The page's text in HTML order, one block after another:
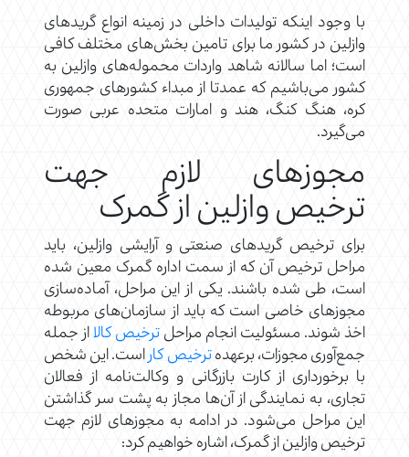
با وجود اینکه تولیدات داخلی در زمینه انواع گریدهای
وازلین در کشور ما برای تامین بخش‌های مختلف کافی
است؛ اما سالانه شاهد واردات محموله‌های وازلین به
کشور می‌باشیم که عمدتا از مبداء کشورهای جمهوری
کره، هنگ کنگ، هند و امارات متحده عربی صورت
می‌گیرد.
مجوزهای لازم جهت
ترخیص وازلین از گمرک
برای ترخیص گریدهای صنعتی و آرایشی وازلین، باید
مراحل ترخیص آن که از سمت اداره گمرک معین شده
است، طی شده باشند. یکی از این مراحل، آماده‌سازی
مجوزهای خاصی است که باید از سازمان‌های مربوطه
اخذ شوند. مسئولیت انجام مراحلترخیص کالااز جمله
جمع‌‌آوری مجوزات، برعهدهترخیص کاراست. این شخص
با برخورداری از کارت بازرگانی و وکالت‌نامه از فعالان
تجاری، به نمایندگی از آن‌ها مجاز به پشت سر گذاشتن
این مراحل می‌شود. در ادامه به مجوزهای لازم جهت
ترخیص وازلین از گمرک، اشاره خواهیم کرد: